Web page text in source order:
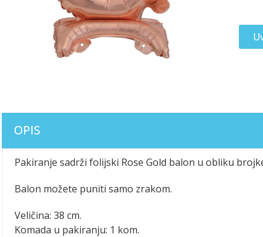
OPIS
Pakiranje sadrži folijski Rose Gold balon u obliku
Balon možete puniti samo zrakom.
Veličina: 38 cm.
Komada u pakiranju: 1 kom.